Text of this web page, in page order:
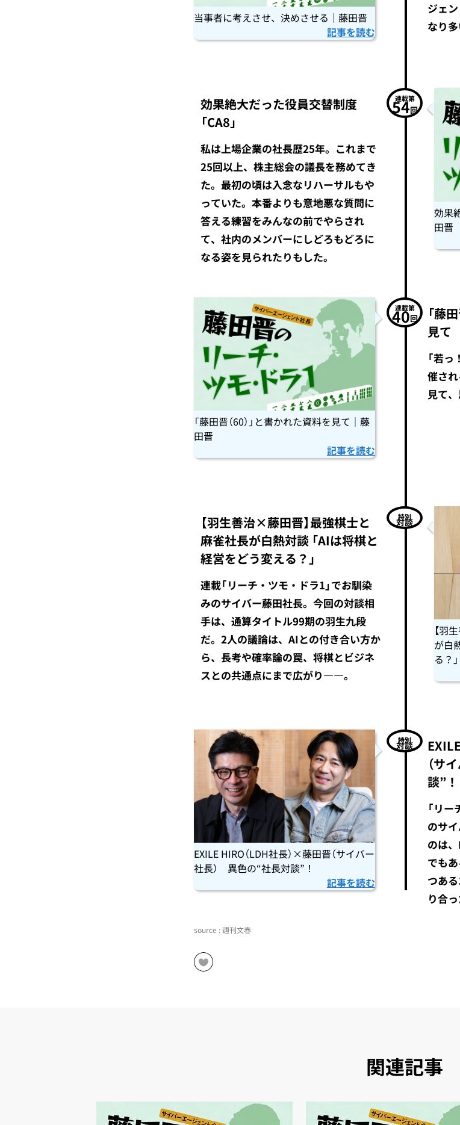
ジェ
なり多
当事者に考えさせ、決めさせる｜藤田晋
記事を読む
連載第
54回
効果絶大だった役員交替制度
「CA8」
私は上場企業の社長歴25年。これまで
25回以上、株主総会の議長を務めてき
た。最初の頃は入念なリハーサルもや
っていた。本番よりも意地悪な質問に
答える練習をみんなの前でやらされ
て、社内のメンバーにしどろもどろに
なる姿を見られたりもした。
効果
田晋
連載第
40回
「藤
見て
「若
催さ
見て
「藤田晋（60）」と書かれた資料を見て｜藤
田晋
記事を読む
特別
対談
【羽生善治×藤田晋】最強棋士と
麻雀社長が白熱対談 「AIは将棋と
経営をどう変える？」
連載「リーチ・ツモ・ドラ1」でお馴染
みのサイバー藤田社長。今回の対談相
手は、通算タイトル99期の羽生九段
だ。2人の議論は、AIとの付き合い方か
ら、長考や確率論の罠、将棋とビジネ
スとの共通点にまで広がり――。
【羽
が白
る？」
特別
対談
（サ
談”！
「リ
のサ
のは
でも
つあ
り合
EXILE HIRO（LDH社長）×藤田晋（サイバー
社長） 異色の“社長対談”！
記事を読む
source : 週刊文春
関連記事